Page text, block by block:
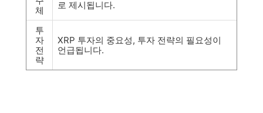
체
로 제시됩니다.
투
자
전
략
XRP 투자의 중요성, 투자 전략의 필요성이
언급됩니다.